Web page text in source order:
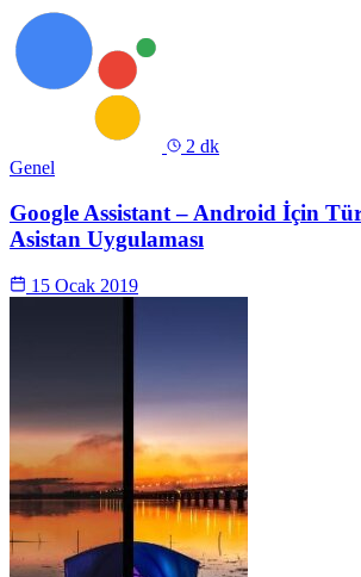
2 dk
Genel
Google Assistant – Android İçin
Asistan Uygulaması
15 Ocak 2019